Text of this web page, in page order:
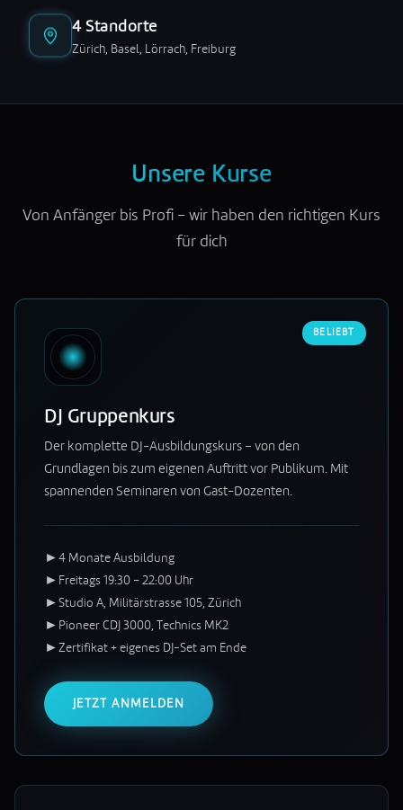
4 Standorte
Zürich, Basel, Lörrach, Freiburg
Unsere Kurse
Von Anfänger bis Profi – wir haben den richtigen Kurs
für dich
BELIEBT
DJ Gruppenkurs
Der komplette DJ-Ausbildungskurs – von den
Grundlagen bis zum eigenen Auftritt vor Publikum. Mit
spannenden Seminaren von Gast-Dozenten.
► 4 Monate Ausbildung
► Freitags 19:30 – 22:00 Uhr
► Studio A, Militärstrasse 105, Zürich
► Pioneer CDJ 3000, Technics MK2
► Zertifikat + eigenes DJ-Set am Ende
JETZT ANMELDEN